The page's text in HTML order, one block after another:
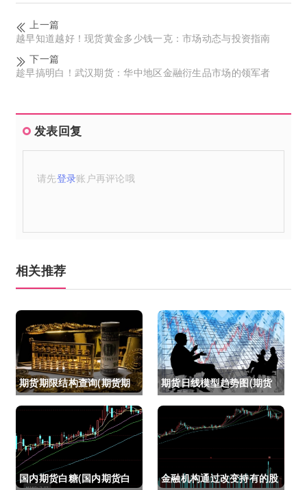
上一篇
越早知道越好！现货黄金多少钱一克：市场动态与投资指南
下一篇
趁早搞明白！武汉期货：华中地区金融衍生品市场的领军者
发表回复
请先登录账户再评论哦
相关推荐
期货期限结构查询(期货期
限结构)
期货日线模型趋势图(期货
日线模型趋势图怎么看)
国内期货白糖(国内期货白
金融机构通过改变持有的股